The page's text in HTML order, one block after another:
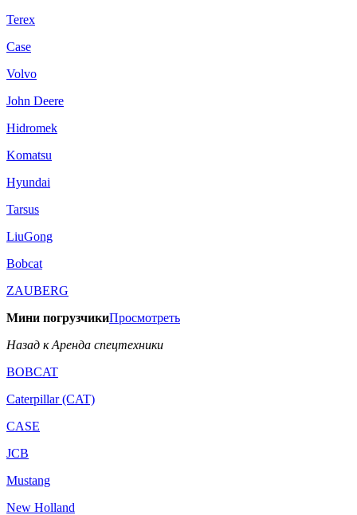
Terex
Case
Volvo
John Deere
Hidromek
Komatsu
Hyundai
Tarsus
LiuGong
Bobcat
ZAUBERG
Мини погрузчикиПросмотреть
Назад к Аренда спецтехники
BOBCAT
Caterpillar (CAT)
CASE
JCB
Mustang
New Holland